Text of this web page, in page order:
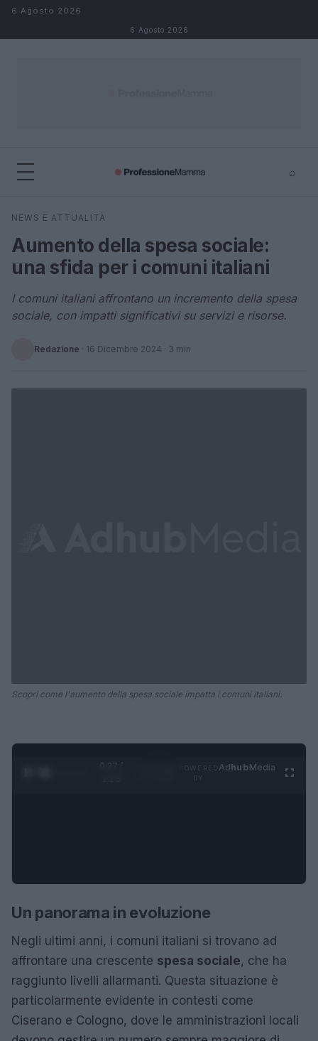
Salta al contenuto
6 Agosto 2026
6 Agosto 2026
⌕
Cerca
NEWS E ATTUALITÀ
Aumento della spesa sociale:
una sfida per i comuni italiani
I comuni italiani affrontano un incremento della spesa
sociale, con impatti significativi su servizi e risorse.
Redazione · 16 Dicembre 2024 · 3 min
Scopri come l'aumento della spesa sociale impatta i comuni italiani.
0:28 /
AdhubMedia
Un panorama in evoluzione
Negli ultimi anni, i comuni italiani si trovano ad
affrontare una crescente spesa sociale, che ha
raggiunto livelli allarmanti. Questa situazione è
particolarmente evidente in contesti come
Ciserano e Cologno, dove le amministrazioni locali